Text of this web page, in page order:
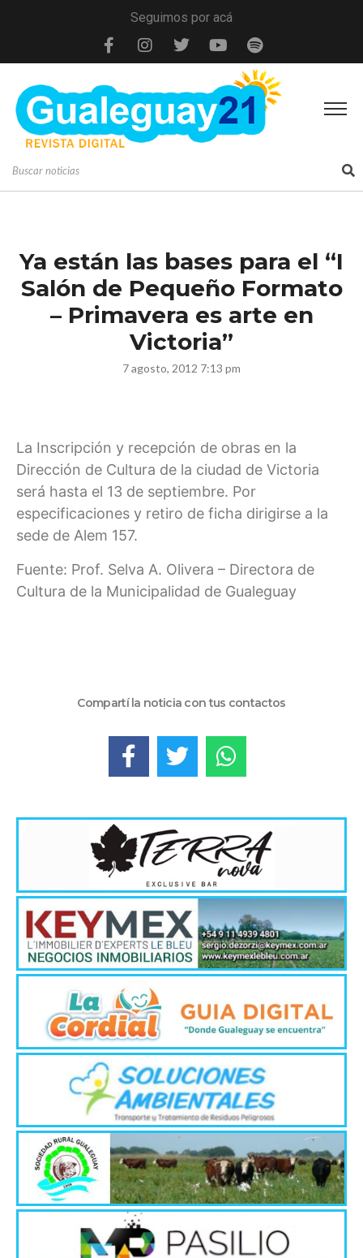
Seguimos por acá
Ya están las bases para el “I
Salón de Pequeño Formato
– Primavera es arte en
Victoria”
7 agosto, 2012 7:13 pm
La Inscripción y recepción de obras en la
Dirección de Cultura de la ciudad de Victoria
será hasta el 13 de septiembre. Por
especificaciones y retiro de ficha dirigirse a la
sede de Alem 157.
Fuente: Prof. Selva A. Olivera – Directora de
Cultura de la Municipalidad de Gualeguay
Compartí la noticia con tus contactos